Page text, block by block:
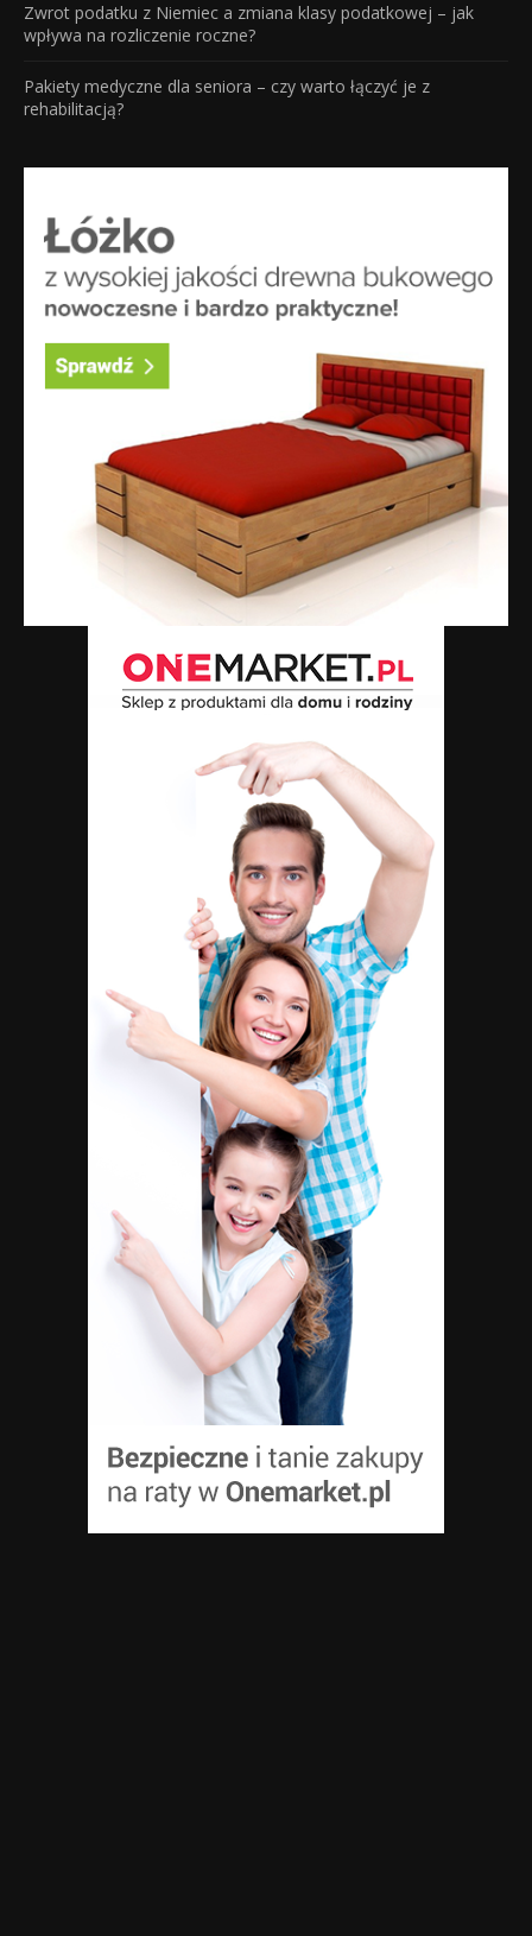
Zwrot podatku z Niemiec a zmiana klasy podatkowej – jak
wpływa na rozliczenie roczne?
Pakiety medyczne dla seniora – czy warto łączyć je z
rehabilitacją?